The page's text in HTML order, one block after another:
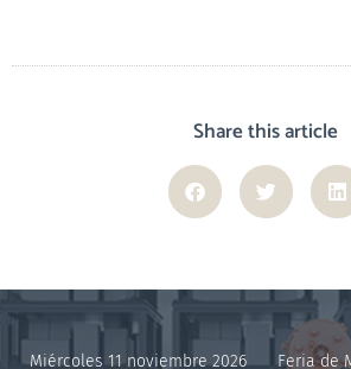
Share this article
Miércoles 11 noviembre 2026 Feria de